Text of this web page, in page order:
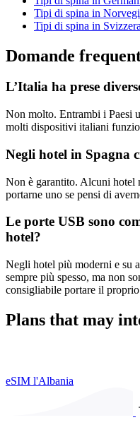
Tipi di spina in
Tipi di spina in Svizzera
Domande
L’Italia ha prese
Non molto. Entrambi i Paesi
molti dispositivi italiani
Negli hotel in Spagna
Non è garantito. Alcuni hotel
portarne uno se pensi di
Le porte USB sono
hotel?
Negli hotel più moderni e su
sempre più spesso, ma non
consigliabile portare il
Plans that may
eSIM l'Albania